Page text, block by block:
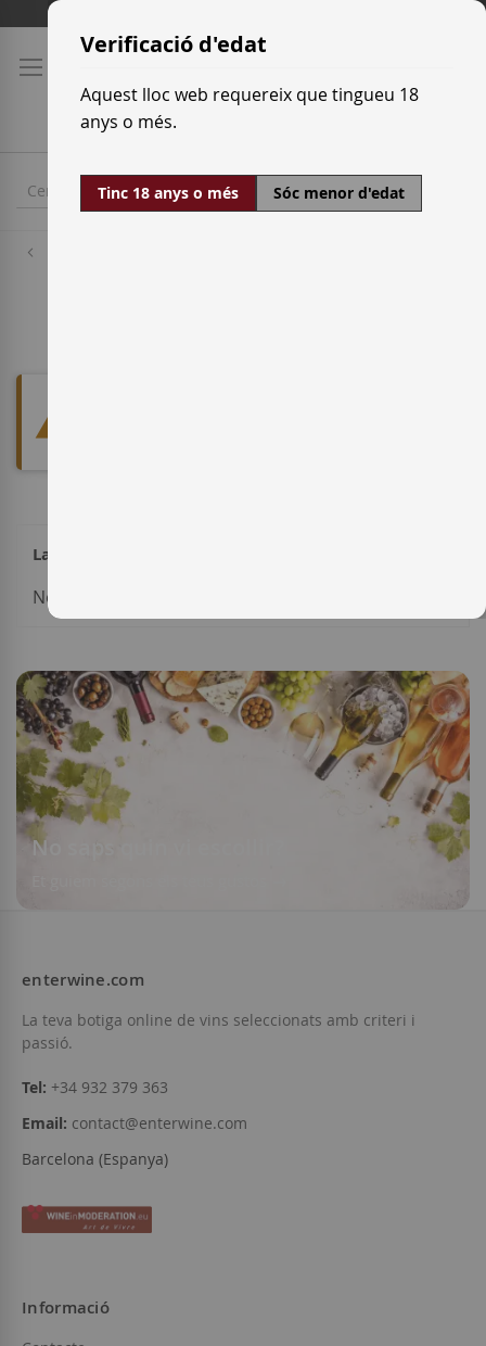
Skip
Content
La meva llista de desitjos
No tens cap element a la teva llista de desitjos.
No saps quin vi escollir?
enterwine.com
La teva botiga online de vins seleccionats amb criteri i
passió.
Tel: +34 932 379 363
Email: contact@enterwine.com
Barcelona (Espanya)
Informació
Verificació d'edat
Aquest lloc web requereix que tingueu 18
anys o més.
Tinc 18 anys o més Sóc menor d'edat